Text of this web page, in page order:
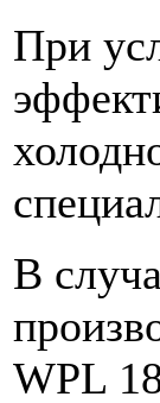
При
В
WPL